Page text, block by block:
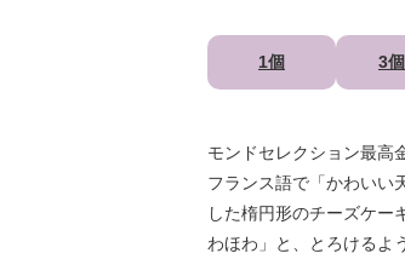
1個 3
モンドセレクション最高
フランス語で「かわいい
した楕円形のチーズケー
わほわ」と、とろけるよ